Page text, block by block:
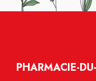
PHARMACIE-